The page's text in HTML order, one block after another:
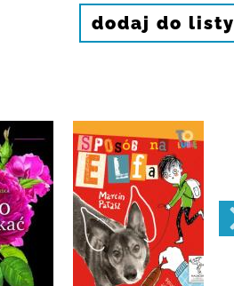
dodaj do listy